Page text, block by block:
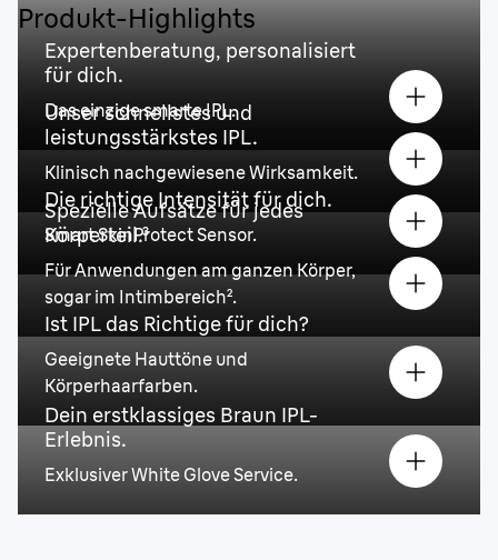
Produkt-Highlights
Expertenberatung, personalisiert
für dich.
Das einzige smarte IPL.
Unser schnellstes und
leistungsstärkstes IPL.
Klinisch nachgewiesene Wirksamkeit.
Die richtige Intensität für dich.
Smart SkinProtect Sensor.
Spezielle Aufsätze für jedes
Körperteil.³
Für Anwendungen am ganzen Körper,
sogar im Intimbereich².
Ist IPL das Richtige für dich?
Geeignete Hauttöne und
Körperhaarfarben.
Dein erstklassiges Braun IPL-
Erlebnis.
Exklusiver White Glove Service.